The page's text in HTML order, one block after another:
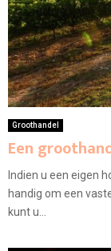
Groothandel
Een
Indien u een eigen
handig om een
kunt u...